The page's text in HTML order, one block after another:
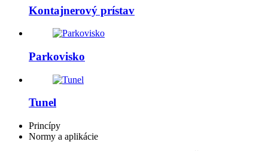
Kontajnerový prístav
Parkovisko
Tunel
Princípy
Normy a aplikácie